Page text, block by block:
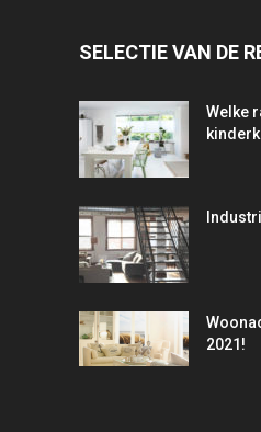
SELECTIE VAN DE
Welke
2021!